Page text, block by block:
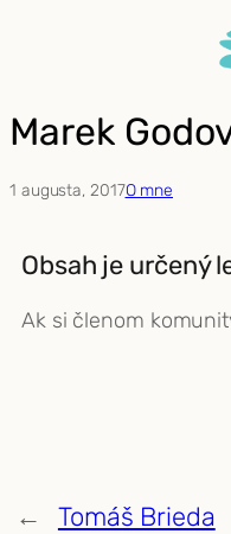
Marek
1 augusta, 2017O mne
Obsah je určený
Ak si členom
← Tomáš Brieda